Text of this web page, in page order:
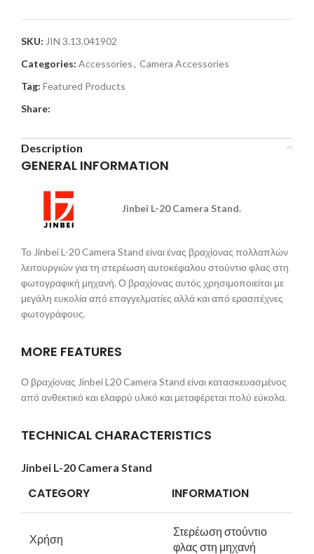
SKU: JIN 3.13.041902
Categories: Accessories, Camera Accessories
Tag: Featured Products
Share:
Description
GENERAL INFORMATION
Jinbei L-20 Camera Stand.
Το Jinbei L-20 Camera Stand είναι ένας βραχίονας πολλαπλών
λειτουργιών για τη στερέωση αυτοκέφαλου στούντιο φλας στη
φωτογραφική μηχανή. Ο βραχίονας αυτός χρησιμοποιείται με
μεγάλη ευκολία από επαγγελματίες αλλά και από ερασιτέχνες
φωτογράφους.
MORE FEATURES
Ο βραχίονας Jinbei L20 Camera Stand είναι κατασκευασμένος
από ανθεκτικό και ελαφρύ υλικό και μεταφέρεται πολύ εύκολα.
TECHNICAL CHARACTERISTICS
Jinbei L-20 Camera Stand
CATEGORY INFORMATION
Χρήση
Στερέωση στούντιο
φλας στη μηχανή